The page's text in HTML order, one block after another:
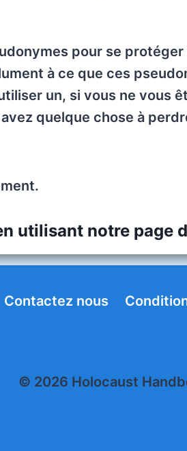
pour se
à ce que ces
un, si vous ne vous
quelque chose à
utilisant notre page
Contactez nous
© 2026 Holocaust